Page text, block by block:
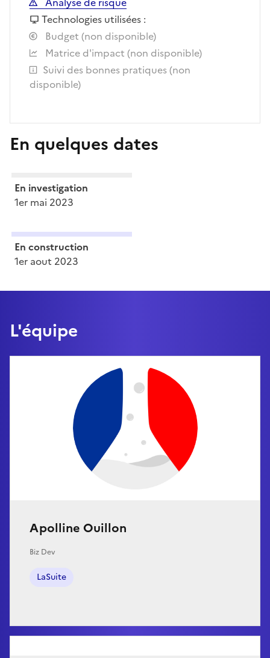
Technologies utilisées :
Budget (non disponible)
Matrice d'impact (non disponible)
Suivi des bonnes pratiques (non
disponible)
En quelques dates
En investigation
1er mai 2023
En construction
1er aout 2023
L'équipe
Apolline Ouillon
Biz Dev
LaSuite